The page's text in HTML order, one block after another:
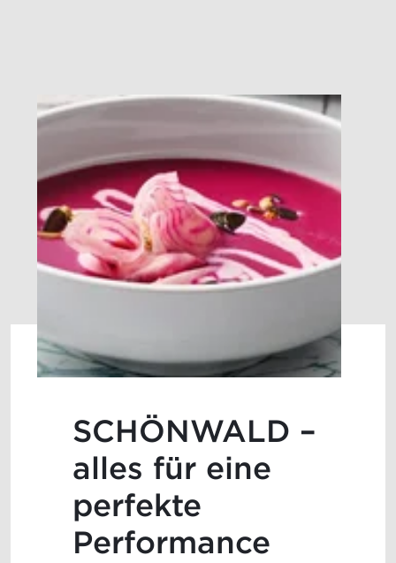
SCHÖNWALD –
alles für eine
perfekte
Performance